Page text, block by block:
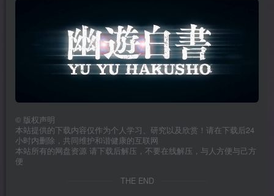
© 版权声明
本站提供的下载内容仅作为个人学习、研究以及欣赏！请在下载后24
小时内删除，共同维护和谐健康的互联网
本站所有的网盘资源 请下载后解压，不要在线解压，与人方便与己方
便
THE END